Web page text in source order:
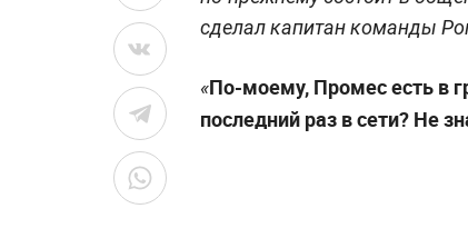
сделал капитан команды
«По-моему, Промес есть в
последний раз в сети? Не